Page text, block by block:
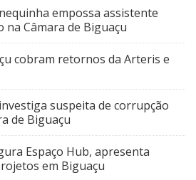
empossa assistente
Câmara de Biguaçu
cobram retornos da Arteris e
suspeita de corrupção
de Biguaçu
Espaço Hub, apresenta
em Biguaçu